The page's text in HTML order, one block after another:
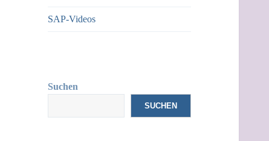
SAP-Videos
Suchen
SUCHEN